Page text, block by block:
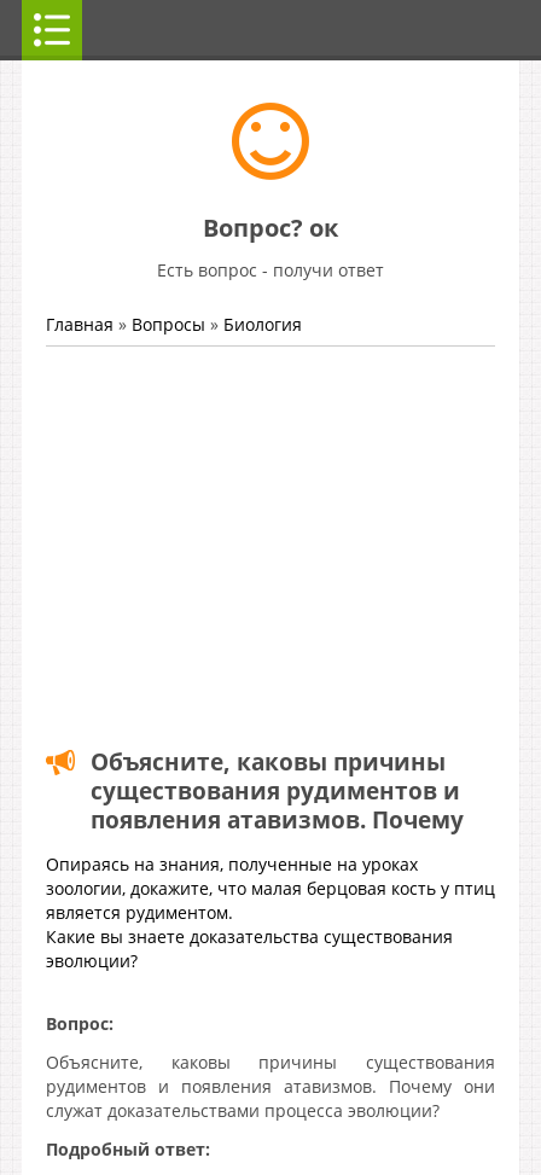
Вопрос? ок
Есть вопрос - получи ответ
Главная » Вопросы » Биология
Объясните, каковы причины
существования рудиментов и
появления атавизмов. Почему
Опираясь на знания, полученные на уроках
зоологии, докажите, что малая берцовая кость у птиц
является рудиментом.
Какие вы знаете доказательства существования
эволюции?
Вопрос:
Объясните, каковы причины существования
рудиментов и появления атавизмов. Почему они
служат доказательствами процесса эволюции?
Подробный ответ: